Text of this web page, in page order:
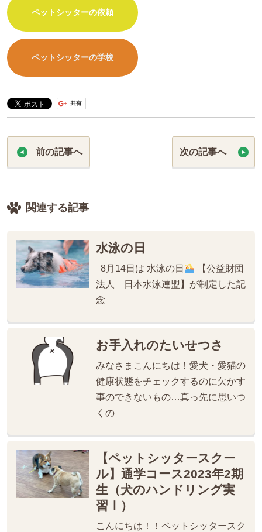
ペットシッターの依頼
ペットシッターの学校
前の記事へ 次の記事へ
関連する記事
水泳の日
8月14日は 水泳の日
【公益財団
法人 日本水泳連盟】が制定した記
念
お手入れのたいせつさ
みなさまこんにちは！愛犬・愛猫の
健康状態をチェックするのに欠かす
事のできないもの…真っ先に思いつ
くの
【ペットシッタースクー
ル】通学コース2023年2期
生（犬のハンドリング実
習Ⅰ）
こんにちは！！ペットシッタースク